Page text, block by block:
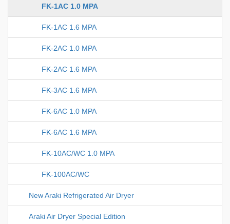
FK-1AC 1.0 MPA
FK-1AC 1.6 MPA
FK-2AC 1.0 MPA
FK-2AC 1.6 MPA
FK-3AC 1.6 MPA
FK-6AC 1.0 MPA
FK-6AC 1.6 MPA
FK-10AC/WC 1.0 MPA
FK-100AC/WC
New Araki Refrigerated Air Dryer
Araki Air Dryer Special Edition